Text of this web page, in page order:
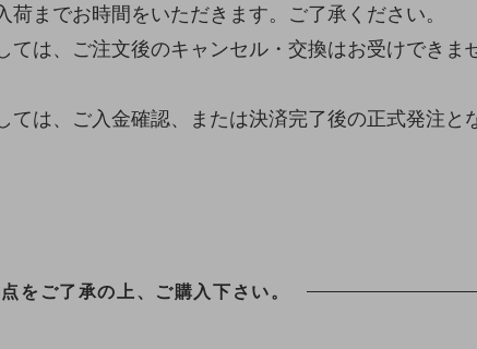
までお時間をいただきます。ご了承ください。
は、ご注文後のキャンセル・交換はお受けできま
ては、ご入金確認、または決済完了後の正式発注と
をご了承の上、ご購入下さい。